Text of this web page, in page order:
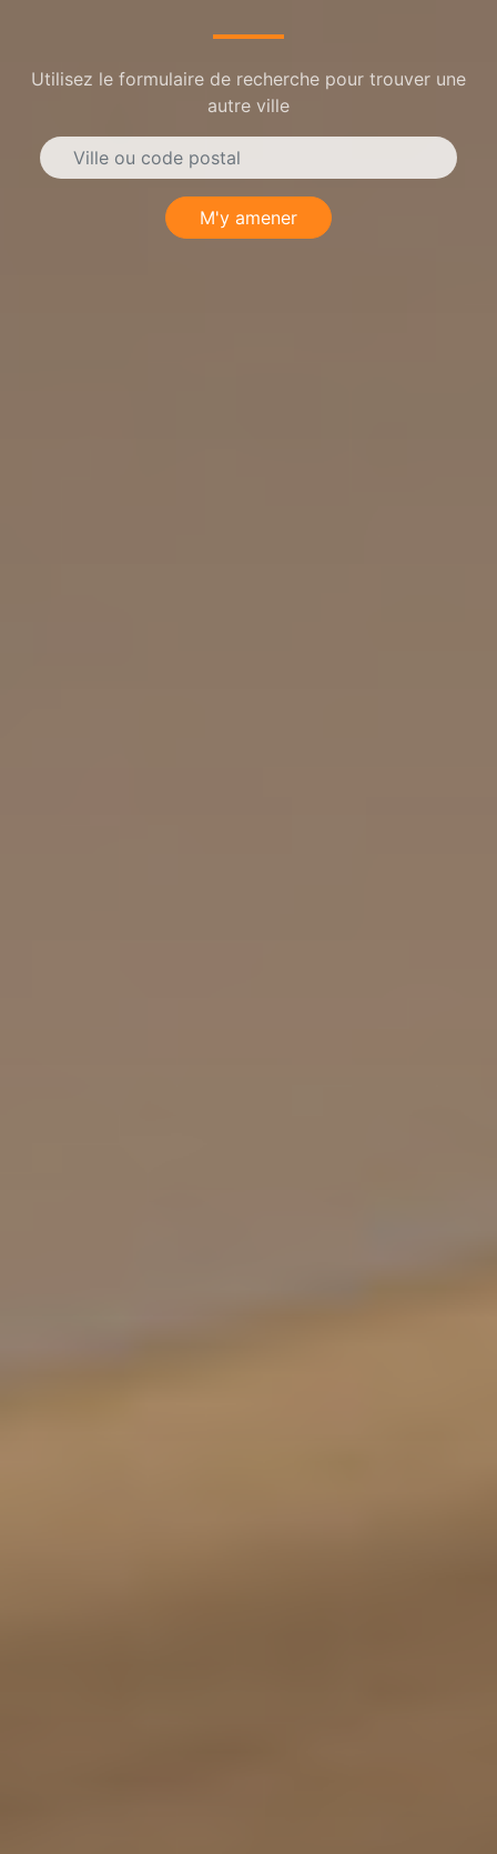
Utilisez le formulaire de recherche pour trouver une
autre ville
M'y amener